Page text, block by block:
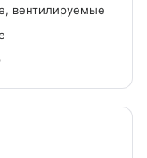
вентилируемые